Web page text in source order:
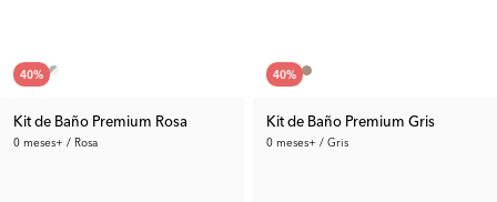
40%
Kit de Baño Premium Rosa
0 meses+ / Rosa
40%
Kit de Baño Premium Gris
0 meses+ / Gris